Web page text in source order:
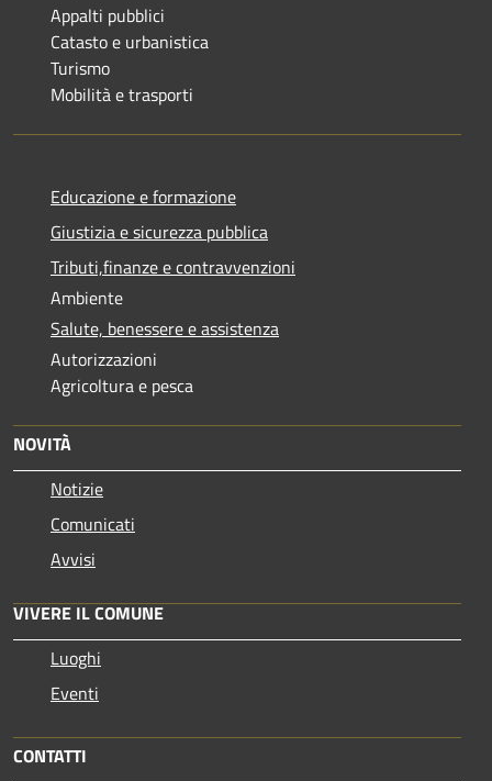
Appalti pubblici
Catasto e urbanistica
Turismo
Mobilità e trasporti
Educazione e formazione
Giustizia e sicurezza pubblica
Tributi,finanze e contravvenzioni
Ambiente
Salute, benessere e assistenza
Autorizzazioni
Agricoltura e pesca
NOVITÀ
Notizie
Comunicati
Avvisi
VIVERE IL COMUNE
Luoghi
Eventi
CONTATTI